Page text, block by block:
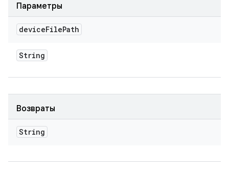
Параметры
deviceFilePath
String
Возвраты
String